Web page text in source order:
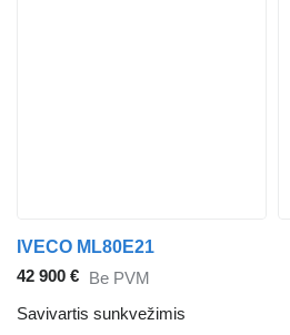
IVECO ML80E21
42 900 € Be PVM
Savivartis sunkvežimis